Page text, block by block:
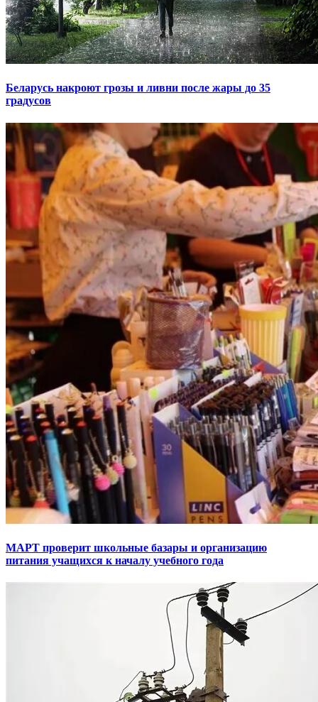
Беларусь накроют грозы и ливни после жары до 35
градусов
МАРТ проверит школьные базары и организацию
питания учащихся к началу учебного года